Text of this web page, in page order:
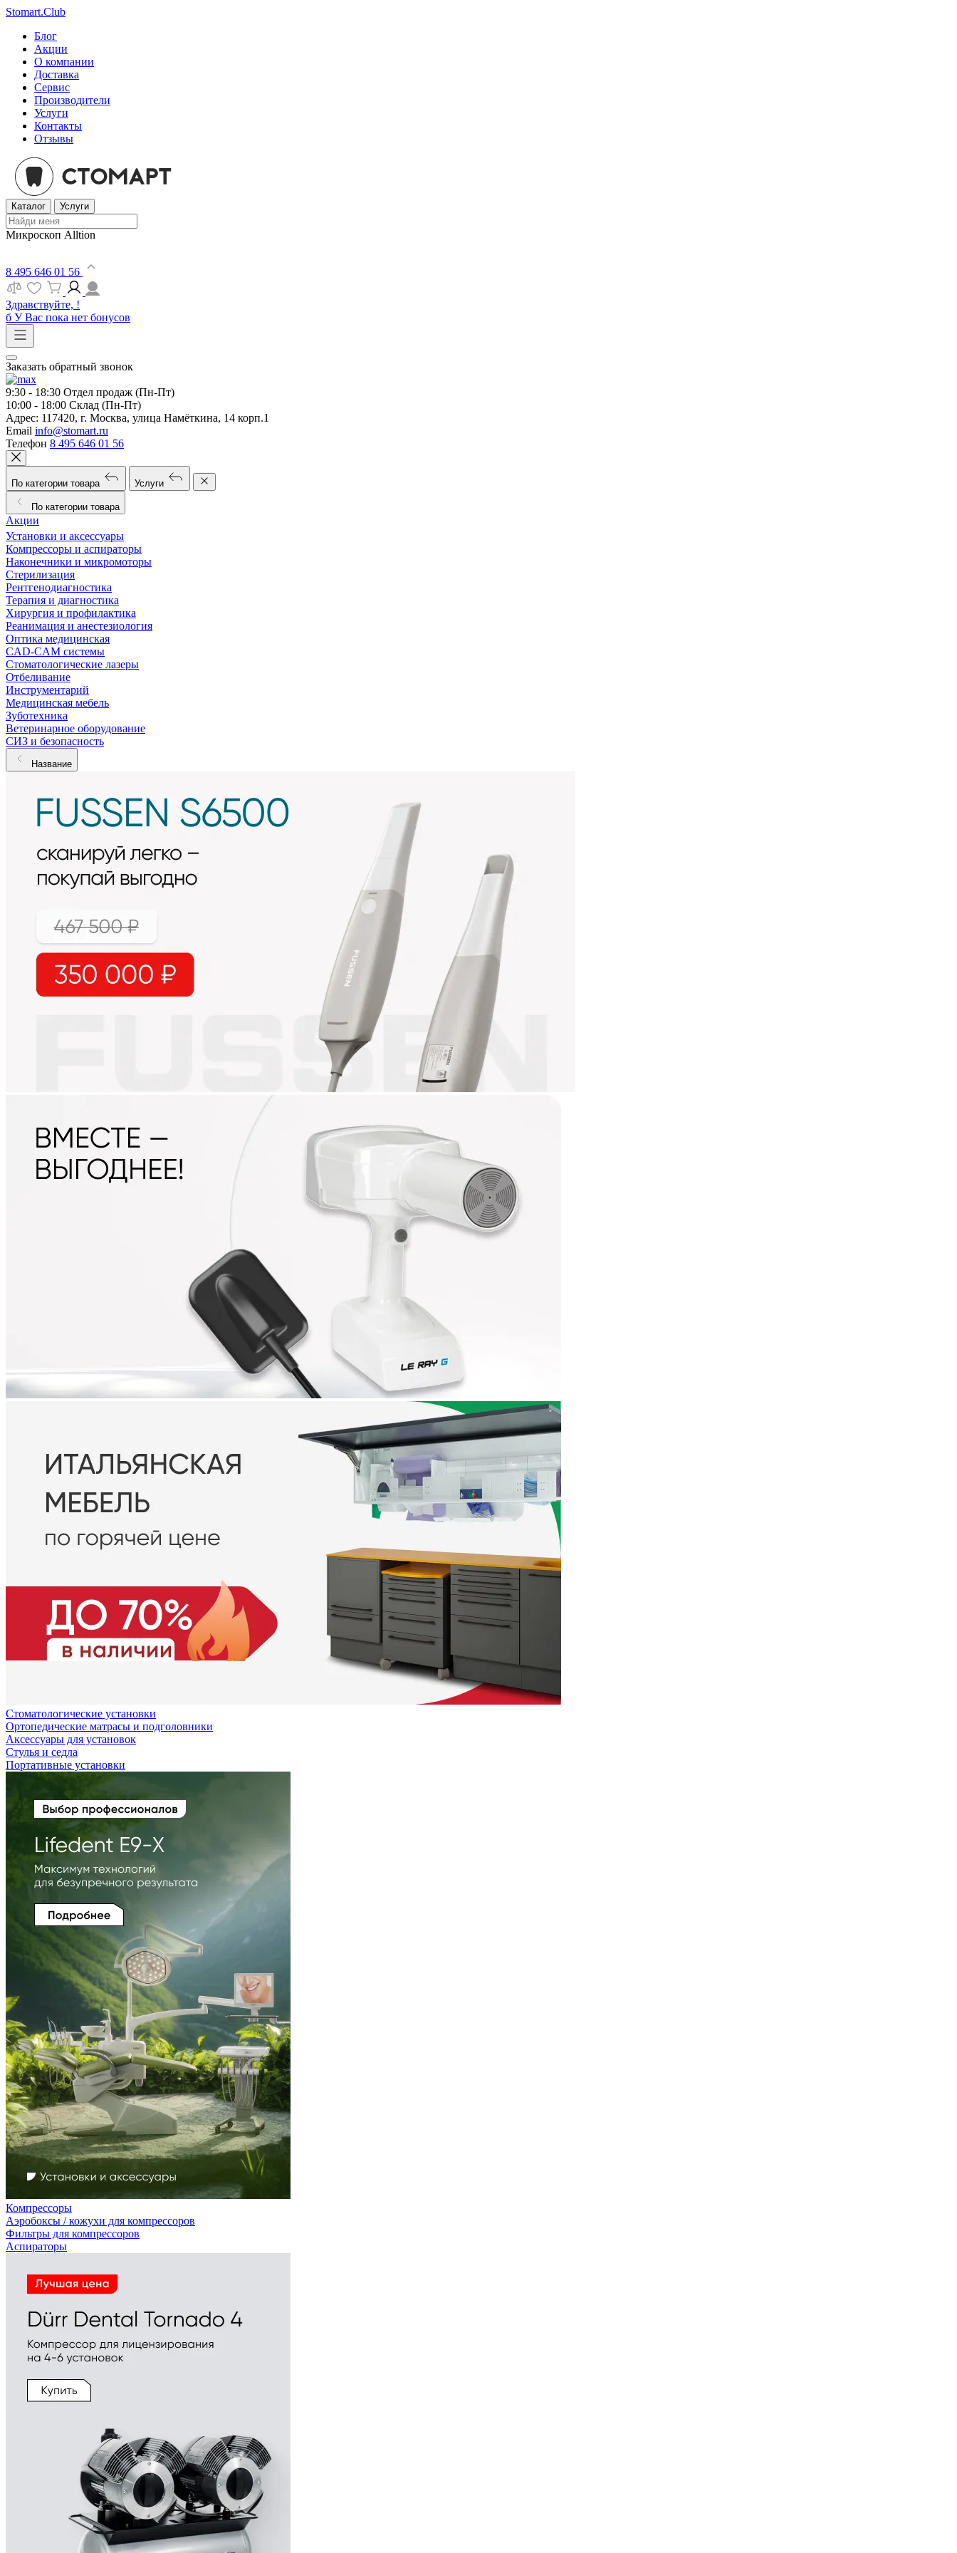
Stomart.Club
Блог
Акции
О компании
Доставка
Сервис
Производители
Услуги
Контакты
Отзывы
Каталог Услуги
Микроскоп Alltion
8 495 646 01 56
Здравствуйте, !
б У Вас пока нет бонусов
Заказать обратный звонок
9:30 - 18:30 Отдел продаж (Пн-Пт)
10:00 - 18:00 Склад (Пн-Пт)
Адрес: 117420, г. Москва, улица Намёткина, 14 корп.1
Email info@stomart.ru
Телефон 8 495 646 01 56
По категории товара Услуги
По категории товара
Акции
Установки и аксессуары
Компрессоры и аспираторы
Наконечники и микромоторы
Стерилизация
Рентгенодиагностика
Терапия и диагностика
Хирургия и профилактика
Реанимация и анестезиология
Оптика медицинская
CAD-CAM системы
Стоматологические лазеры
Отбеливание
Инструментарий
Медицинская мебель
Зуботехника
Ветеринарное оборудование
СИЗ и безопасность
Название
Стоматологические установки
Ортопедические матрасы и подголовники
Аксессуары для установок
Стулья и седла
Портативные установки
Компрессоры
Аэробоксы / кожухи для компрессоров
Фильтры для компрессоров
Аспираторы